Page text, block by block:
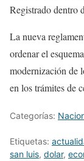
Registrado dentro
La nueva
ordenar el
modernización de
en los trámites de
Categorías:
Etiquetas:
san luis, dolar,